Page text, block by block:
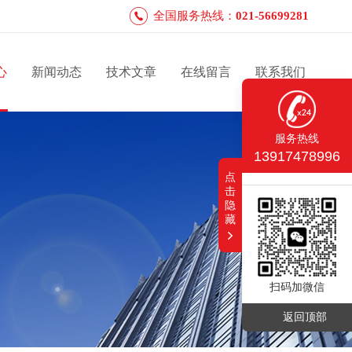
全国服务热线： 021-56699281
新闻动态 技术文章 在线留言 联系我们
服务热线
13917478996
扫码加微信
返回顶部
点
击
隐
藏